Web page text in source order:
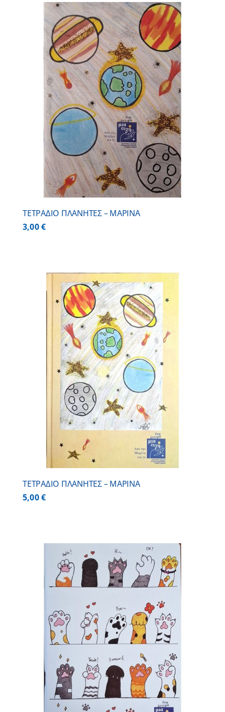
ΤΕΤΡΑΔΙΟ ΠΛΑΝΗΤΕΣ – ΜΑΡΙΝΑ
3,00€
ΤΕΤΡΑΔΙΟ ΠΛΑΝΗΤΕΣ – ΜΑΡΙΝΑ
5,00€